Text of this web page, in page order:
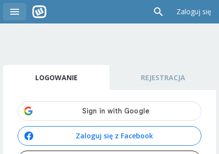
Zaloguj się
LOGOWANIE REJESTRACJA
Zaloguj się z Facebook